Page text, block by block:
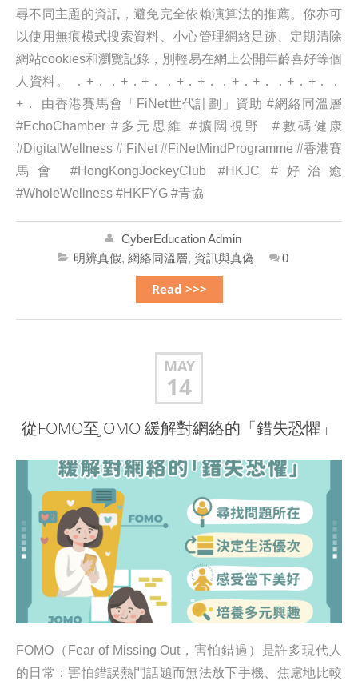
尋不同主題的資訊，避免完全依賴演算法的推薦。你亦可
以使用無痕模式搜索資料、小心管理網絡足跡、定期清除
網站cookies和瀏覽記錄，別輕易在網上公開年齡喜好等個
人資料。 ．+．．+．+．．+．+．．+．+．．+．+．．
+． 由香港賽馬會「FiNet世代計劃」資助 #網絡同溫層
#EchoChamber #多元思維 #擴闊視野 #數碼健康
#DigitalWellness # FiNet #FiNetMindProgramme #香港賽
馬會 #HongKongJockeyClub #HKJC #好治癒
#WholeWellness #HKFYG #青協
CyberEducation Admin
明辨真假, 網絡同溫層, 資訊與真偽 0
Read >>>
MAY
14
從FOMO至JOMO 緩解對網絡的「錯失恐懼」
FOMO（Fear of Missing Out，害怕錯過）是許多現代人
的日常：害怕錯誤熱門話題而無法放下手機、焦慮地比較